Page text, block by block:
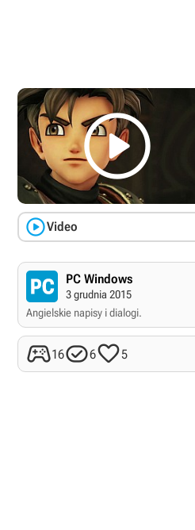

Video
PC Windows
3 grudnia 2015
Angielskie napisy i dialogi.
1665